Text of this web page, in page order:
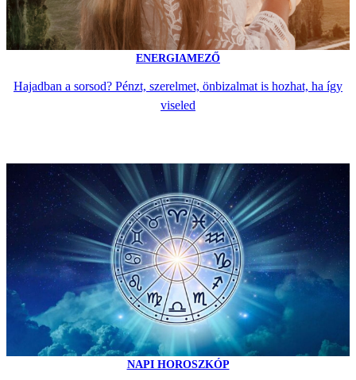
ENERGIAMEZŐ
Hajadban a sorsod? Pénzt, szerelmet, önbizalmat is hozhat, ha így
viseled
NAPI HOROSZKÓP